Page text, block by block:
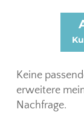
Keine
erweitere
Nachfrage.